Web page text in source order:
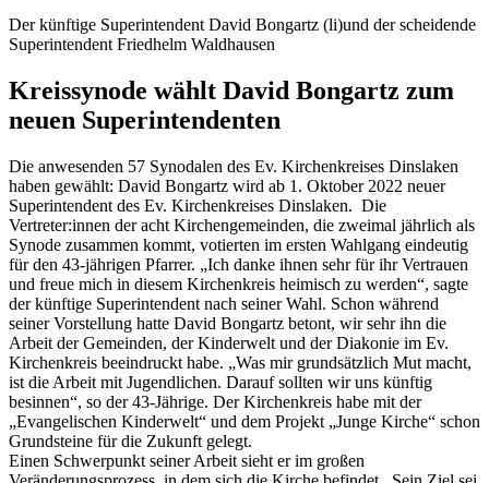
Der künftige Superintendent David Bongartz (li)und der scheidende
Superintendent Friedhelm Waldhausen
Kreissynode wählt David Bongartz zum
neuen Superintendenten
Die anwesenden 57 Synodalen des Ev. Kirchenkreises Dinslaken
haben gewählt: David Bongartz wird ab 1. Oktober 2022 neuer
Superintendent des Ev. Kirchenkreises Dinslaken. Die
Vertreter:innen der acht Kirchengemeinden, die zweimal jährlich als
Synode zusammen kommt, votierten im ersten Wahlgang eindeutig
für den 43-jährigen Pfarrer. „Ich danke ihnen sehr für ihr Vertrauen
und freue mich in diesem Kirchenkreis heimisch zu werden“, sagte
der künftige Superintendent nach seiner Wahl. Schon während
seiner Vorstellung hatte David Bongartz betont, wir sehr ihn die
Arbeit der Gemeinden, der Kinderwelt und der Diakonie im Ev.
Kirchenkreis beeindruckt habe. „Was mir grundsätzlich Mut macht,
ist die Arbeit mit Jugendlichen. Darauf sollten wir uns künftig
besinnen“, so der 43-Jährige. Der Kirchenkreis habe mit der
„Evangelischen Kinderwelt“ und dem Projekt „Junge Kirche“ schon
Grundsteine für die Zukunft gelegt.
Einen Schwerpunkt seiner Arbeit sieht er im großen